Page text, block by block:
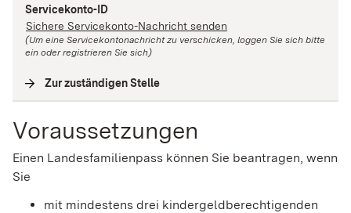
Servicekonto-ID
Sichere Servicekonto-Nachricht senden
(Um eine Servicekontonachricht zu verschicken, loggen Sie sich bitte
ein oder registrieren Sie sich)
Zur zuständigen Stelle
Voraussetzungen
Einen Landesfamilienpass können Sie beantragen, wenn
Sie
mit mindestens drei kindergeldberechtigenden